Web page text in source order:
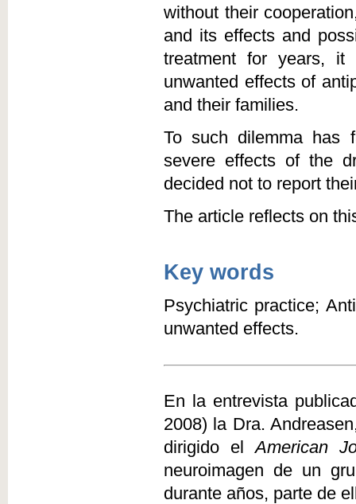
without their
and its effects and
treatment for years, it
unwanted effects of
and their families.
To such dilemma has
severe effects of the
decided not to report
The article reflects on
Key words
Psychiatric practice;
unwanted effects.
En la entrevista
2008) la Dra.
dirigido elAmerican
neuroimagen de un
durante años, parte de